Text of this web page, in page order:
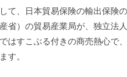
て、日本貿易保険の輸出保険
省）の貿易産業局が、独立法
はすこぶる付きの商売熱心で
す。